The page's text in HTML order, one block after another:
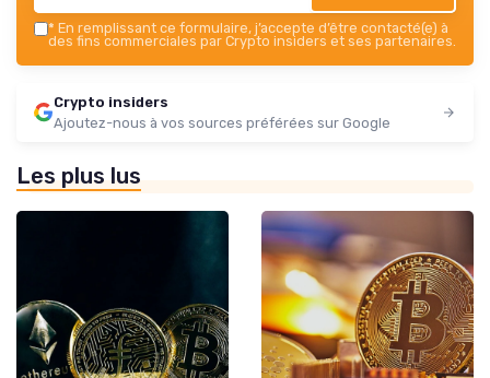
* En remplissant ce formulaire, j’accepte d’être contacté(e) à
des fins commerciales par Crypto insiders et ses partenaires.
Crypto insiders
Ajoutez-nous à vos sources préférées sur Google
Les plus lus